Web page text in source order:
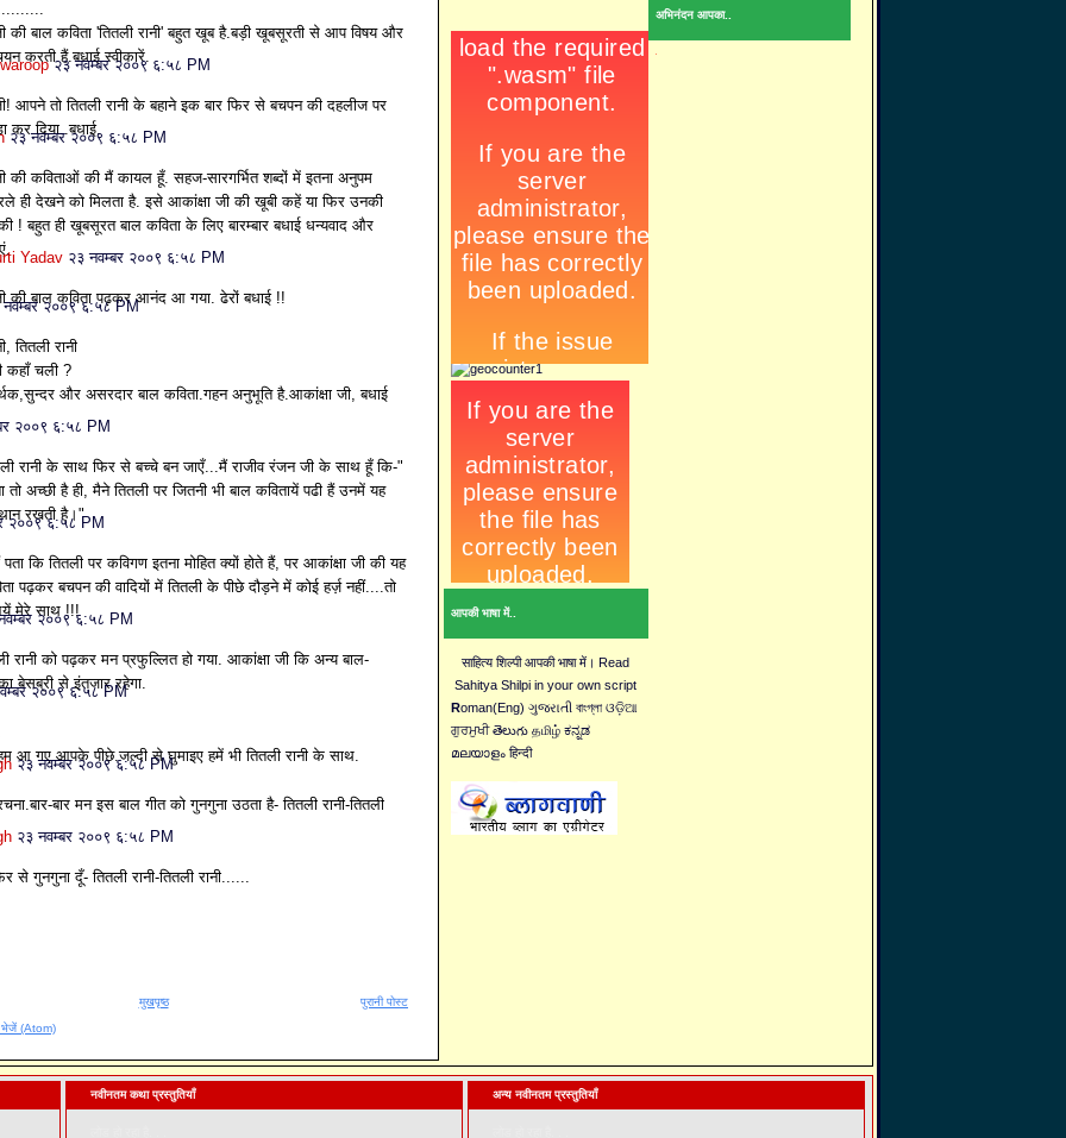
की बाल कविता 'तितली रानी' बहुत खूब है.बड़ी खूबसूरती से आप विषय और
करती हैं.बधाई स्वीकारें.
२३ नवम्बर २००९ ६:५८ PM
आपने तो तितली रानी के बहाने इक बार फिर से बचपन की दहलीज पर
कर दिया..बधाई.
२३ नवम्बर २००९ ६:५८ PM
की कविताओं की मैं कायल हूँ. सहज-सारगर्भित शब्दों में इतना अनुपम
ही देखने को मिलता है. इसे आकांक्षा जी की खूबी कहें या फिर उनकी
! बहुत ही खूबसूरत बाल कविता के लिए बारम्‍बार बधाई धन्‍यवाद और
Yadav २३ नवम्बर २००९ ६:५८ PM
की बाल कविता पढ़कर आनंद आ गया. ढेरों बधाई !!
नवम्बर २००९ ६:५८ PM
तितली रानी
कहाँ चली ?
और असरदार बाल कविता.गहन अनुभूति है.आकांक्षा जी, बधाई
२००९ ६:५८ PM
रानी के साथ फिर से बच्चे बन जाएँ...मैं राजीव रंजन जी के साथ हूँ कि-"
तो अच्छी है ही, मैने तितली पर जितनी भी बाल कवितायें पढी हैं उनमें यह
रखती है।"
२००९ ६:५८ PM
पता कि तितली पर कविगण इतना मोहित क्यों होते हैं, पर आकांक्षा जी की यह
पढ़कर बचपन की वादियों में तितली के पीछे दौड़ने में कोई हर्ज़ नहीं....तो
मेरे साथ !!!
२००९ ६:५८ PM
रानी को पढ़कर मन प्रफुल्लित हो गया. आकांक्षा जी कि अन्य बाल-
बेसब्री से इंतजार रहेगा.
२००९ ६:५८ PM
आ गए आपके पीछे.जल्दी से घुमाइए हमें भी तितली रानी के साथ.
२३ नवम्बर २००९ ६:५८ PM
बार मन इस बाल गीत को गुनगुना उठता है- तितली रानी-तितली
२३ नवम्बर २००९ ६:५८ PM
से गुनगुना दूँ- तितली रानी-तितली रानी......
पुरानी पोस्ट
मुखपृष्ठ
भेजें (Atom)
आपकी भाषा में..
साहित्य शिल्पी आपकी भाषा में। Read
Sahitya Shilpi in your own script
Roman(Eng) ગુજરાતી বাংগ্লা ଓଡ଼ିଆ
ਗੁਰਮੁਖੀ తెలుగు தமிழ் ಕನ್ನಡ
മലയാളം हिन्दी
अभिनंदन आपका..
नवीनतम कथा प्रस्तुतियाँ अन्य नवीनतम प्रस्तुतियाँ